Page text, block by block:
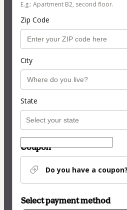
E.g.: Apartment B2, second floor.
Zip Code
City
State
Coupon
Do you have a coupon?
Select payment method